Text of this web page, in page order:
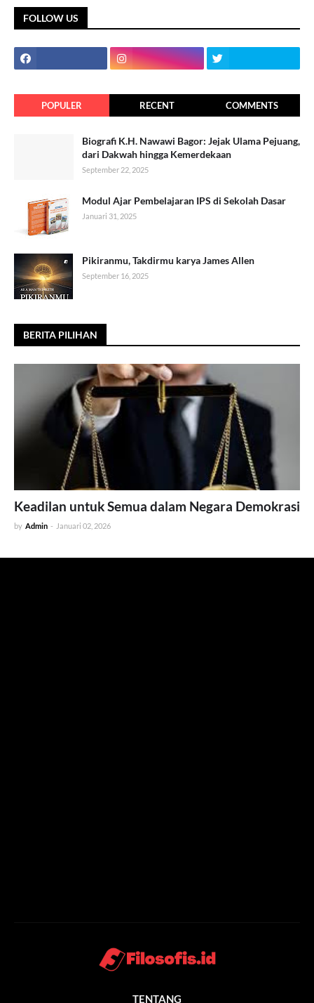
FOLLOW US
POPULER RECENT COMMENTS
Biografi K.H. Nawawi Bagor: Jejak Ulama Pejuang,
dari Dakwah hingga Kemerdekaan
September 22, 2025
Modul Ajar Pembelajaran IPS di Sekolah Dasar
Januari 31, 2025
Pikiranmu, Takdirmu karya James Allen
September 16, 2025
BERITA PILIHAN
Keadilan untuk Semua dalam Negara Demokrasi
by Admin - Januari 02, 2026
TENTANG